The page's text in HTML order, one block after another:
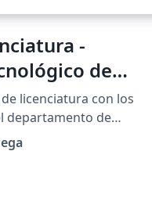
-
de
licenciatura con los
departamento de
del Instituto
(no oficial)